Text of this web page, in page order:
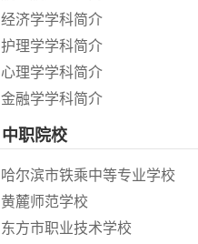
经济学学科简介
护理学学科简介
心理学学科简介
金融学学科简介
中职院校
哈尔滨市铁乘中等专业学校
黄麓师范学校
东方市职业技术学校